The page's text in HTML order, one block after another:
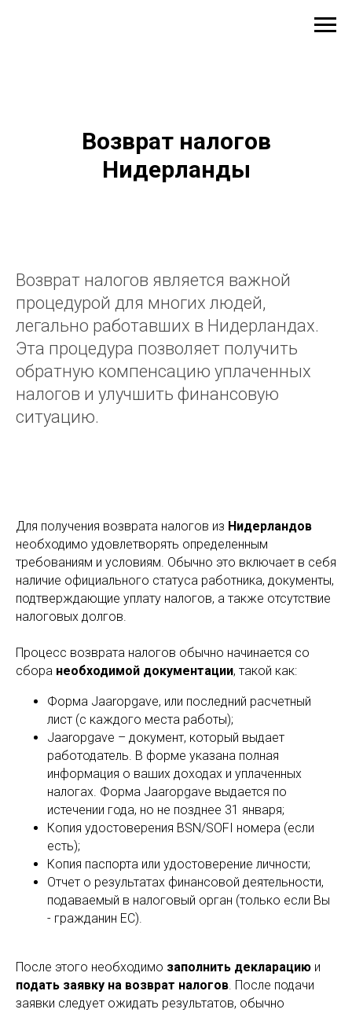
Возврат налогов
Нидерланды
Возврат налогов является важной
процедурой для многих людей,
легально работавших в Нидерландах.
Эта процедура позволяет получить
обратную компенсацию уплаченных
налогов и улучшить финансовую
ситуацию.
Для получения возврата налогов из Нидерландов
необходимо удовлетворять определенным
требованиям и условиям. Обычно это включает в себя
наличие официального статуса работника, документы,
подтверждающие уплату налогов, а также отсутствие
налоговых долгов.
Процесс возврата налогов обычно начинается со
сбора необходимой документации, такой как:
Форма Jaaropgave, или последний расчетный
лист (с каждого места работы);
Jaaropgave – документ, который выдает
работодатель. В форме указана полная
информация о ваших доходах и уплаченных
налогах. Форма Jaaropgave выдается по
истечении года, но не позднее 31 января;
Копия удостоверения BSN/SOFI номера (если
есть);
Копия паспорта или удостоверение личности;
Отчет о результатах финансовой деятельности,
подаваемый в налоговый орган (только если Вы
- гражданин ЕС).
После этого необходимо заполнить декларацию и
подать заявку на возврат налогов. После подачи
заявки следует ожидать результатов, обычно